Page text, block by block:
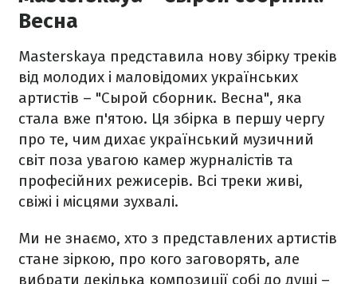
Весна
Masterskaya представила нову збірку треків
від молодих і маловідомих українських
артистів – "Сырой сборник. Весна", яка
стала вже п'ятою. Ця збірка в першу чергу
про те, чим дихає український музичний
світ поза увагою камер журналістів та
професійних режисерів. Всі треки живі,
свіжі і місцями зухвалі.
Ми не знаємо, хто з представлених артистів
стане зіркою, про кого заговорять, але
вибрати декілька композиції собі до душі –